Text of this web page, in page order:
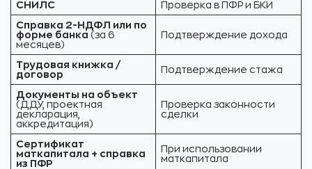
СНИЛС Проверка в ПФР и БКИ
Справка 2-НДФЛ или по
форме банка (за 6
месяцев)
Подтверждение дохода
Трудовая книжка /
договор
Подтверждение стажа
Документы на объект
(ДДУ, проектная
декларация,
аккредитация)
Проверка законности
сделки
Сертификат
маткапитала + справка
из ПФР
При использовании
маткапитала